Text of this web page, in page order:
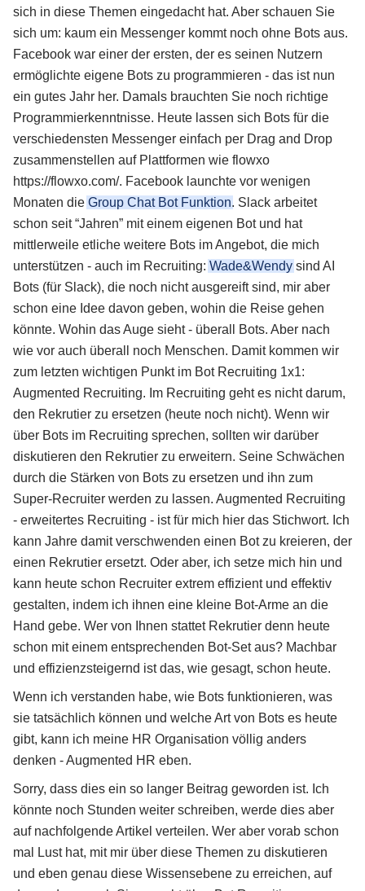
sich in diese Themen eingedacht hat. Aber schauen Sie
sich um: kaum ein Messenger kommt noch ohne Bots aus.
Facebook war einer der ersten, der es seinen Nutzern
ermöglichte eigene Bots zu programmieren - das ist nun
ein gutes Jahr her. Damals brauchten Sie noch richtige
Programmierkenntnisse. Heute lassen sich Bots für die
verschiedensten Messenger einfach per Drag and Drop
zusammenstellen auf Plattformen wie flowxo
https://flowxo.com/. Facebook launchte vor wenigen
Monaten die Group Chat Bot Funktion. Slack arbeitet
schon seit “Jahren” mit einem eigenen Bot und hat
mittlerweile etliche weitere Bots im Angebot, die mich
unterstützen - auch im Recruiting: Wade&Wendy sind AI
Bots (für Slack), die noch nicht ausgereift sind, mir aber
schon eine Idee davon geben, wohin die Reise gehen
könnte. Wohin das Auge sieht - überall Bots. Aber nach
wie vor auch überall noch Menschen. Damit kommen wir
zum letzten wichtigen Punkt im Bot Recruiting 1x1:
Augmented Recruiting. Im Recruiting geht es nicht darum,
den Rekrutier zu ersetzen (heute noch nicht). Wenn wir
über Bots im Recruiting sprechen, sollten wir darüber
diskutieren den Rekrutier zu erweitern. Seine Schwächen
durch die Stärken von Bots zu ersetzen und ihn zum
Super-Recruiter werden zu lassen. Augmented Recruiting
- erweitertes Recruiting - ist für mich hier das Stichwort. Ich
kann Jahre damit verschwenden einen Bot zu kreieren, der
einen Rekrutier ersetzt. Oder aber, ich setze mich hin und
kann heute schon Recruiter extrem effizient und effektiv
gestalten, indem ich ihnen eine kleine Bot-Arme an die
Hand gebe. Wer von Ihnen stattet Rekrutier denn heute
schon mit einem entsprechenden Bot-Set aus? Machbar
und effizienzsteigernd ist das, wie gesagt, schon heute.
Wenn ich verstanden habe, wie Bots funktionieren, was
sie tatsächlich können und welche Art von Bots es heute
gibt, kann ich meine HR Organisation völlig anders
denken - Augmented HR eben.
Sorry, dass dies ein so langer Beitrag geworden ist. Ich
könnte noch Stunden weiter schreiben, werde dies aber
auf nachfolgende Artikel verteilen. Wer aber vorab schon
mal Lust hat, mit mir über diese Themen zu diskutieren
und eben genau diese Wissensebene zu erreichen, auf